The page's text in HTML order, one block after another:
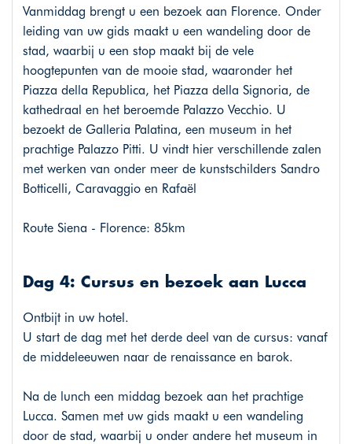
Vanmiddag brengt u een bezoek aan Florence. Onder
leiding van uw gids maakt u een wandeling door de
stad, waarbij u een stop maakt bij de vele
hoogtepunten van de mooie stad, waaronder het
Piazza della Republica, het Piazza della Signoria, de
kathedraal en het beroemde Palazzo Vecchio. U
bezoekt de Galleria Palatina, een museum in het
prachtige Palazzo Pitti. U vindt hier verschillende zalen
met werken van onder meer de kunstschilders Sandro
Botticelli, Caravaggio en Rafaël
Route Siena - Florence: 85km
Dag 4: Cursus en bezoek aan Lucca
Ontbijt in uw hotel.
U start de dag met het derde deel van de cursus: vanaf
de middeleeuwen naar de renaissance en barok.
Na de lunch een middag bezoek aan het prachtige
Lucca. Samen met uw gids maakt u een wandeling
door de stad, waarbij u onder andere het museum in